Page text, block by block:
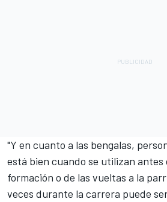
"Y en cuanto a las bengalas,
está bien cuando se utilizan antes
formación o de las vueltas a la
veces durante la carrera puede